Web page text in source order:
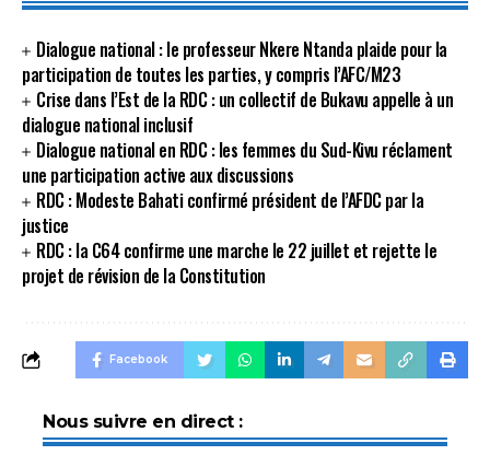
Dialogue national : le professeur Nkere Ntanda plaide pour la
participation de toutes les parties, y compris l’AFC/M23
Crise dans l’Est de la RDC : un collectif de Bukavu appelle à un
dialogue national inclusif
Dialogue national en RDC : les femmes du Sud-Kivu réclament
une participation active aux discussions
RDC : Modeste Bahati confirmé président de l’AFDC par la
justice
RDC : la C64 confirme une marche le 22 juillet et rejette le
projet de révision de la Constitution
Facebook
Nous suivre en direct :